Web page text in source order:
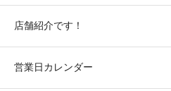
店舗紹介です！
営業日カレンダー